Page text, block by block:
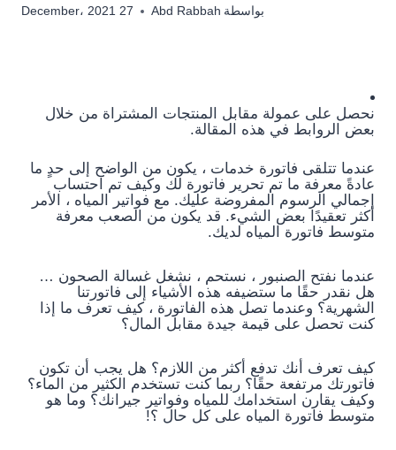
بواسطة Abd Rabbah 27 December، 2021
نحصل على عمولة مقابل المنتجات المشتراة من خلال
بعض الروابط في هذه المقالة.
عندما تتلقى فاتورة خدمات ، يكون من الواضح إلى حدٍ ما
عادةً معرفة ما تم تحرير فاتورة لك وكيف تم احتساب
إجمالي الرسوم المفروضة عليك. مع فواتير المياه ، الأمر
أكثر تعقيدًا بعض الشيء. قد يكون من الصعب معرفة
متوسط ​​فاتورة المياه لديك.
عندما نفتح الصنبور ، نستحم ، نشغل غسالة الصحون …
هل نقدر حقًا ما ستضيفه هذه الأشياء إلى فاتورتنا
الشهرية؟ وعندما تصل هذه الفاتورة ، كيف تعرف ما إذا
كنت تحصل على قيمة جيدة مقابل المال؟
كيف تعرف أنك تدفع أكثر من اللازم؟ هل يجب أن تكون
فاتورتك مرتفعة حقًا؟ ربما كنت تستخدم الكثير من الماء؟
وكيف يقارن استخدامك للمياه وفواتير جيرانك؟ وما هو
متوسط ​​فاتورة المياه على كل حال ؟!